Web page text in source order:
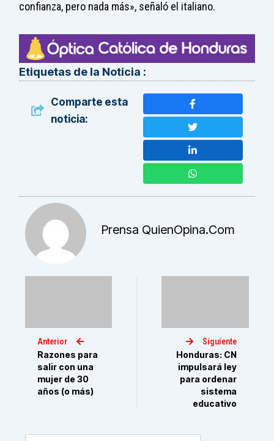
confianza, pero nada más», señaló el italiano.
Etiquetas de la Noticia :
Comparte esta
noticia:
Prensa QuienOpina.com
Anterior
Razones para
salir con una
mujer de 30
años (o más)
Siguiente
Honduras: CN
impulsará ley
para ordenar
sistema
educativo